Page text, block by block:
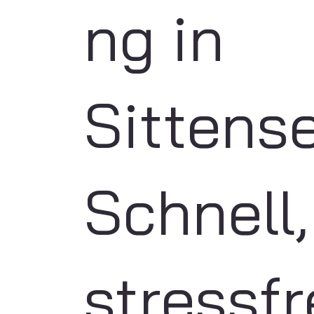
ng in
Schnell,